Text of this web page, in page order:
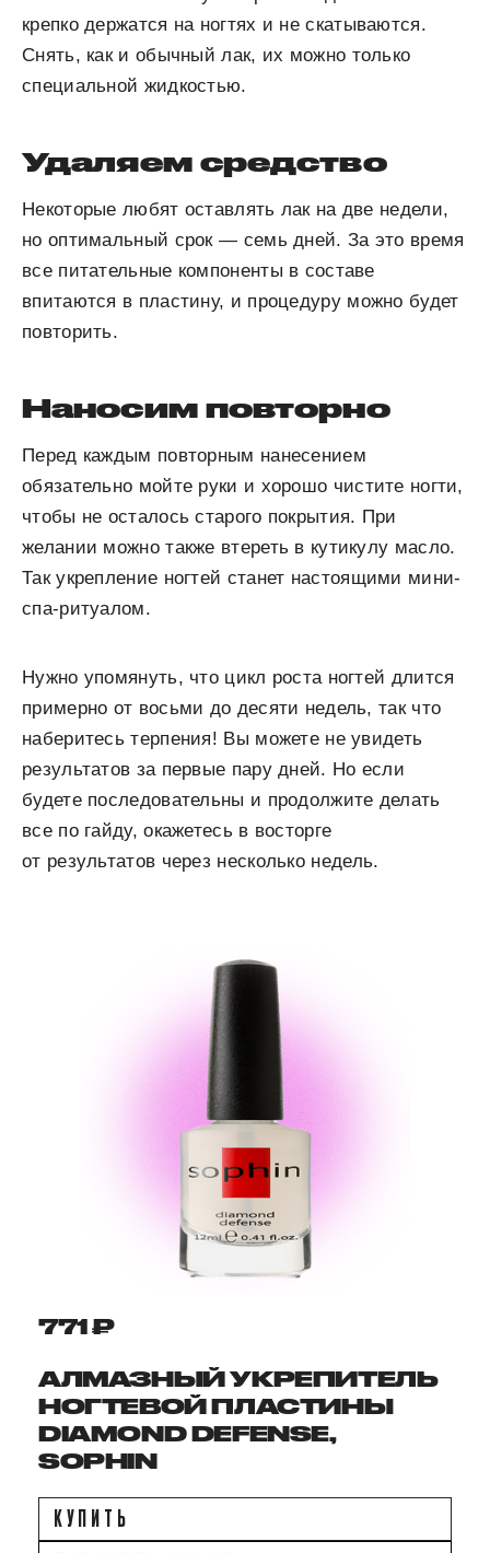
крепко держатся на ногтях и не скатываются.
Снять, как и обычный лак, их можно только
специальной жидкостью.
Удаляем средство
Некоторые любят оставлять лак на две недели,
но оптимальный срок — семь дней. За это время
все питательные компоненты в составе
впитаются в пластину, и процедуру можно будет
повторить.
Наносим повторно
Перед каждым повторным нанесением
обязательно мойте руки и хорошо чистите ногти,
чтобы не осталось старого покрытия. При
желании можно также втереть в кутикулу масло.
Так укрепление ногтей станет настоящими мини-
спа-ритуалом.
Нужно упомянуть, что цикл роста ногтей длится
примерно от восьми до десяти недель, так что
наберитесь терпения! Вы можете не увидеть
результатов за первые пару дней. Но если
будете последовательны и продолжите делать
все по гайду, окажетесь в восторге
от результатов через несколько недель.
771 ₽
АЛМАЗНЫЙ УКРЕПИТЕЛЬ
НОГТЕВОЙ ПЛАСТИНЫ
DIAMOND DEFENSE,
SOPHIN
КУПИТЬ